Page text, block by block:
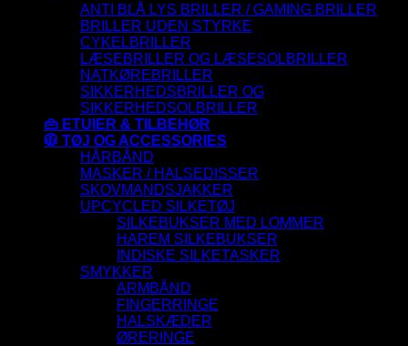
ANTI BLÅ LYS BRILLER / GAMING BRILLER
BRILLER UDEN STYRKE
CYKELBRILLER
LÆSEBRILLER OG LÆSESOLBRILLER
NATKØREBRILLER
SIKKERHEDSBRILLER OG
SIKKERHEDSOLBRILLER
👜 ETUIER & TILBEHØR
🧥 TØJ OG ACCESSORIES
HÅRBÅND
MASKER / HALSEDISSER
SKOVMANDSJAKKER
UPCYCLED SILKETØJ
SILKEBUKSER MED LOMMER
HAREM SILKEBUKSER
INDISKE SILKETASKER
SMYKKER
ARMBÅND
FINGERRINGE
HALSKÆDER
ØRERINGE